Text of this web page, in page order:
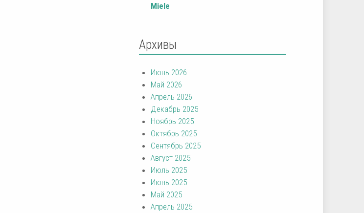
Miele
Архивы
Июнь 2026
Май 2026
Апрель 2026
Декабрь 2025
Ноябрь 2025
Октябрь 2025
Сентябрь 2025
Август 2025
Июль 2025
Июнь 2025
Май 2025
Апрель 2025